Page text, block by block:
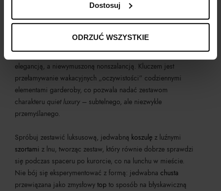
Dostosuj
ODRZUĆ WSZYSTKIE
Jak łączyć trendy Resort w codziennych
stylizacjach?
Sekret udanego wakacyjnego outfitu tkwi w umiejętności
mistrzowskiego balansowania między wyrafinowaną
elegancją, a niewymuszoną nonszalancją. Kluczem jest
przełamywanie wakacyjnych „oczywistości” codziennymi
elementami garderoby, co pozwala nadać zestawom
charakteru quiet luxury – subtelnego, ale niezwykle
przemyślanego.
Spróbuj zestawić luksusową, jedwabną koszulę z luźnymi
szortami z lnu, tworząc zestaw, który równie dobrze sprawdzi
się podczas spaceru po kurorcie, co na lunchu w mieście.
Nie bój się eksperymentować z formą: jedwabna chusta
przewiązana jako zmysłowy top to sposób na błyskawiczną